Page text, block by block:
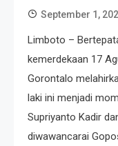
September 1,
Limboto –
kemerdekaan 17
Gorontalo
laki ini menjadi
Supriyanto Kadir
diwawancarai